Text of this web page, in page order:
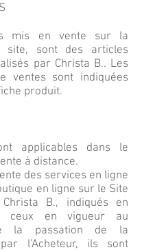
mis en vente sur la
site, sont des articles
par Christa B.. Les
ventes sont indiquées
produit.
applicables dans le
à distance.
des services en ligne
en ligne sur le Site
B., indiqués en
ceux en vigueur au
la passation de la
l’Acheteur, ils sont